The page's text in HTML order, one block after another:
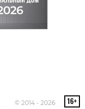
© 2014 - 2026